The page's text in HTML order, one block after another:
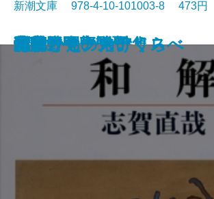
猟銃・闘牛
ヴェルレーヌ詩集
草枕
斜陽
高村光太郎詩集
歌行燈・高野聖
土
真実一路
老妓抄
坊っちゃん
新潮文庫 978-4-10-101003-8 473円
和解
ヰタ・セクスアリス
出家とその弟子
にごりえ・たけくらべ
武蔵野
白痴
青年
雁
それから
門